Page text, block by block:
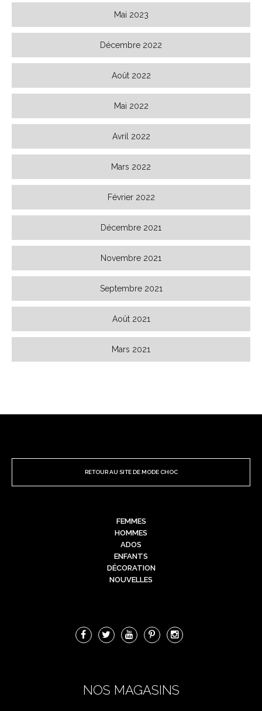
Mai 2023
Décembre 2022
Août 2022
Mai 2022
Avril 2022
Mars 2022
Février 2022
Décembre 2021
Novembre 2021
Septembre 2021
Août 2021
Mars 2021
RETOUR AU SITE DE MODE CHOC
FEMMES
HOMMES
ADOS
ENFANTS
DÉCORATION
NOUVELLES
NOS MAGASINS